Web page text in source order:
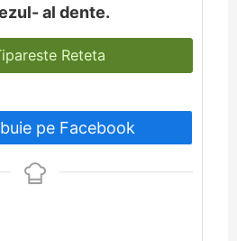
al dente.
Reteta
pe Facebook